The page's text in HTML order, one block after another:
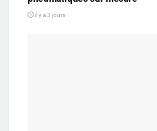
il y a 3 jours